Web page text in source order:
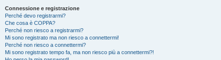
Connessione e registrazione
Perché devo registrarmi?
Che cosa è COPPA?
Perché non riesco a registrarmi?
Mi sono registrato ma non riesco a connettermi!
Perché non riesco a connettermi?
Mi sono registrato tempo fa, ma non riesco più a connettermi?!